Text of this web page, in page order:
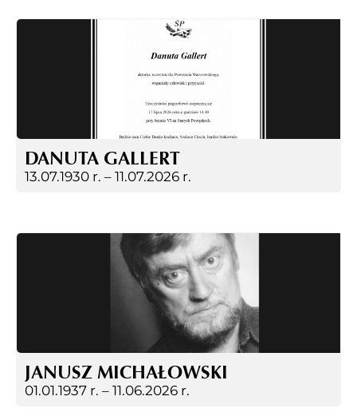
DANUTA GALLERT
13.07.1930 r. – 11.07.2026 r.
JANUSZ MICHAŁOWSKI
01.01.1937 r. – 11.06.2026 r.